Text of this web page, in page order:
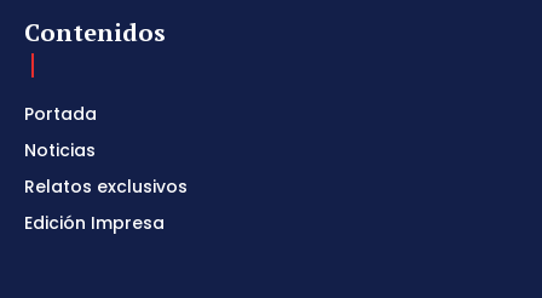
Contenidos
Portada
Noticias
Relatos exclusivos
Edición Impresa